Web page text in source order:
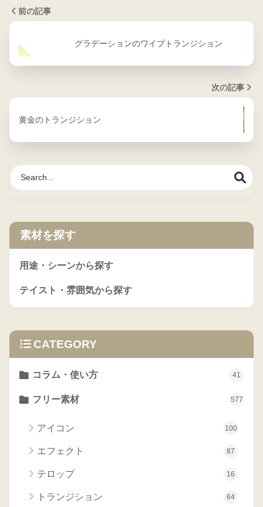
前の記事
グラデーションのワイプトランジション
次の記事
黄金のトランジション
素材を探す
用途・シーンから探す
テイスト・雰囲気から探す
CATEGORY
コラム・使い方 41
フリー素材 577
アイコン 100
エフェクト 87
テロップ 16
トランジション 64